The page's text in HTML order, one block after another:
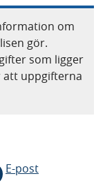
om
gör.
som ligger
uppgifterna
E-post